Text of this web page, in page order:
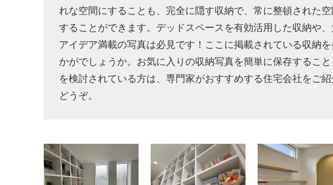
れな空間にすることも、完全に隠す収納で、常に整頓された
することができます。デッドスペースを有効活用した収納や
アイデア満載の写真は必見です！ここに掲載されている収納
かがでしょうか。お気に入りの収納写真を簡単に保存するこ
を検討されている方は、専門家がおすすめする住宅会社をご紹
どうぞ。